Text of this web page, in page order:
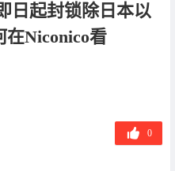
日起封锁除日本以
Niconico看
0